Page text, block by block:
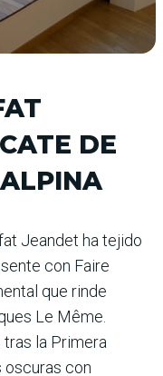
DE
Jeandet ha tejido
con Faire
que rinde
Le Même.
la Primera
oscuras con